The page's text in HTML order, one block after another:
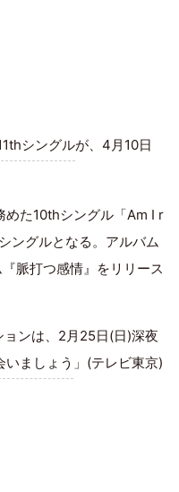
シングルが、4月10日
めた10thシングル「Am I r
ングルとなる。アルバム
脈打つ感情』をリリース
ンは、2月25日(日)深夜
いましょう 」(テレビ東京)